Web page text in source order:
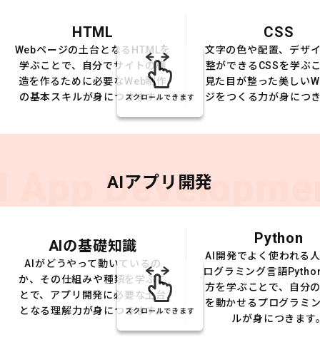
HTML
Webページの土台となるHTMLを
学ぶことで、自分でサイトの構
造を作るために必要なWeb制作
の基本スキルが身につきます。
CSS
文字の色や配置、デザ
整ができるCSSを学ぶ
見た目が整った美しい
ジをつくる力が身につ
スクロールできます
App AIアプリ開発
AIの基礎知識
AIがどうやって動いているの
か、その仕組みや種類を学ぶこ
とで、アプリ開発に必要な土台
となる理解力が身につきます。
Python
AI開発でよく使われる
ログラミング言語
方を学ぶことで、自分
を動かせるプログラミ
ルが身につきます
スクロールできます